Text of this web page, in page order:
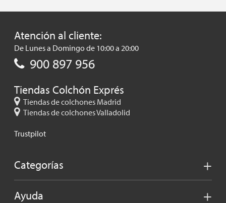
Atención al cliente:
De Lunes a Domingo de 10:00 a 20:00
900 897 956
Tiendas Colchón Exprés
Tiendas de colchones Madrid
Tiendas de colchones Valladolid
Trustpilot
Categorías
Ayuda